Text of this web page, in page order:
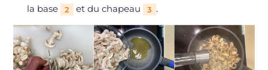
la base
2 et du chapeau 3 .